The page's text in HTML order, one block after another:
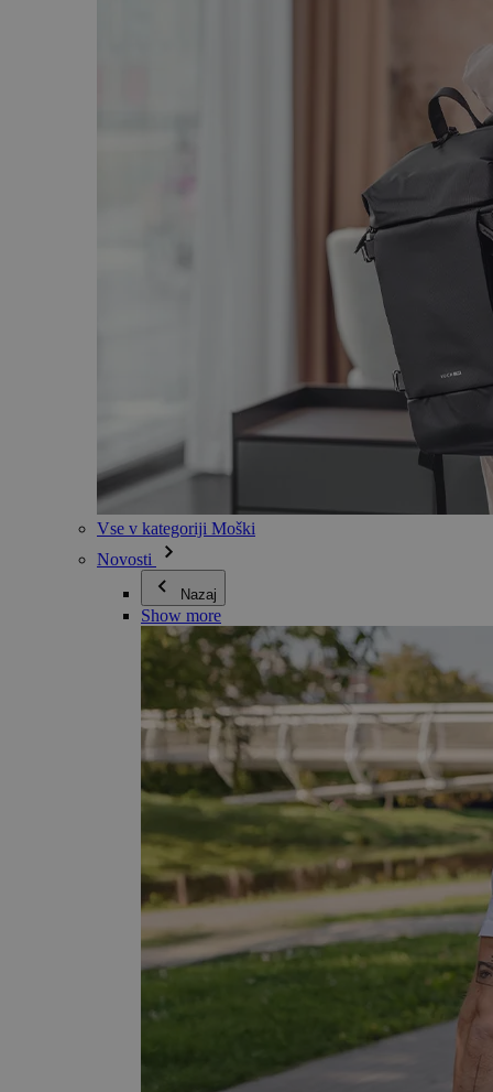
Vse v kategoriji Moški
Novosti
Nazaj
Show more